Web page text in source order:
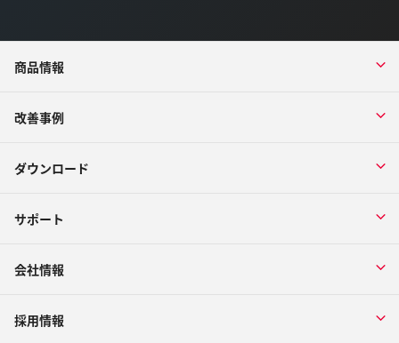
商品情報
改善事例
ダウンロード
サポート
会社情報
採用情報